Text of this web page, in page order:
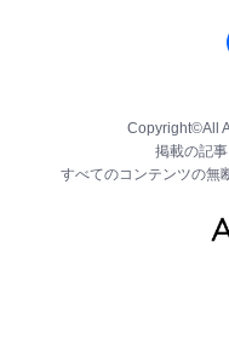
Copyright©All
掲載の記
すべてのコンテンツの無